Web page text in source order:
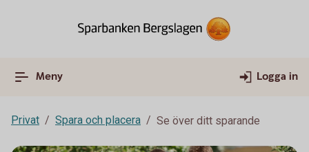
Meny Logga in
Privat Spara och placera Se över ditt sparande